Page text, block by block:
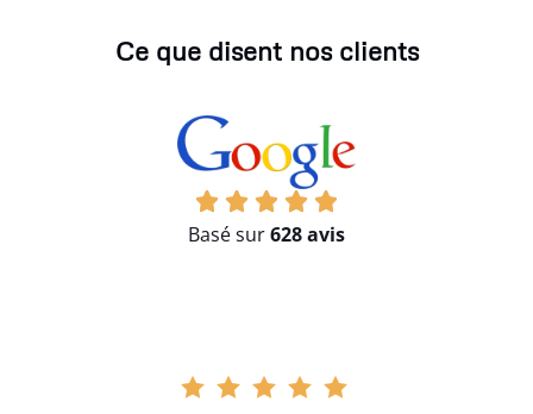
Ce que disent nos clients
Basé sur628 avis